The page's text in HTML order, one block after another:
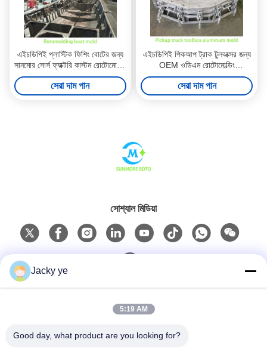
এইচডিপিই প্লাস্টিক ফিশিং বোটের জন্য
সানমোর সোর্স ফ্যাক্টরি কাস্টম রোটোমোল্ডিং
বোট ছাঁচ
সেরা দাম পান
এইচডিপিই পিকআপ ট্রাক টুলবক্সের জন্য
OEM ওডিএম রোটোমোল্ডিং
অ্যালুমিনিয়াম ছাঁচ
সেরা দাম পান
সোশ্যাল মিডিয়া
দ্রুত যোগাযোগ
Jacky ye
5:19 AM
Good day, what product are you looking for?